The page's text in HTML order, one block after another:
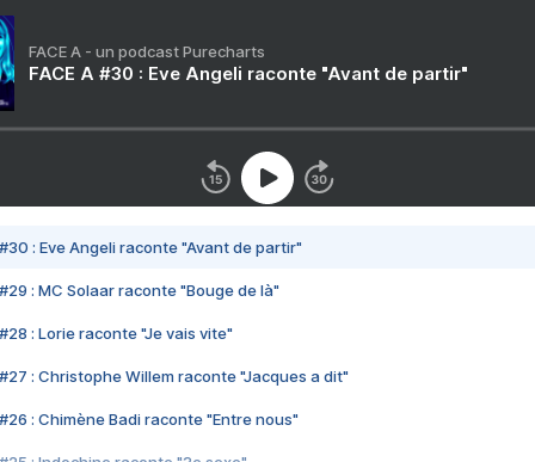
FACE A - un podcast Purecharts
FACE A #30 : Eve Angeli raconte "Avant de partir"
#30 : Eve Angeli raconte "Avant de partir"
#29 : MC Solaar raconte "Bouge de là"
#28 : Lorie raconte "Je vais vite"
#27 : Christophe Willem raconte "Jacques a dit"
#26 : Chimène Badi raconte "Entre nous"